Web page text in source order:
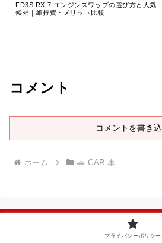
FD3S RX-7 エンジンスワップの選び方と人気
候補｜維持費・メリット比較
コメント
コメントを書き
ホーム 🚗 CAR 車
プライバシーポリシー